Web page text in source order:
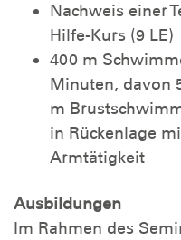
Nachweis einer
Hilfe-Kurs (9 LE)
400 m
Minuten, davon
m
in Rückenlage
Armtätigkeit
Ausbildungen
Im Rahmen des